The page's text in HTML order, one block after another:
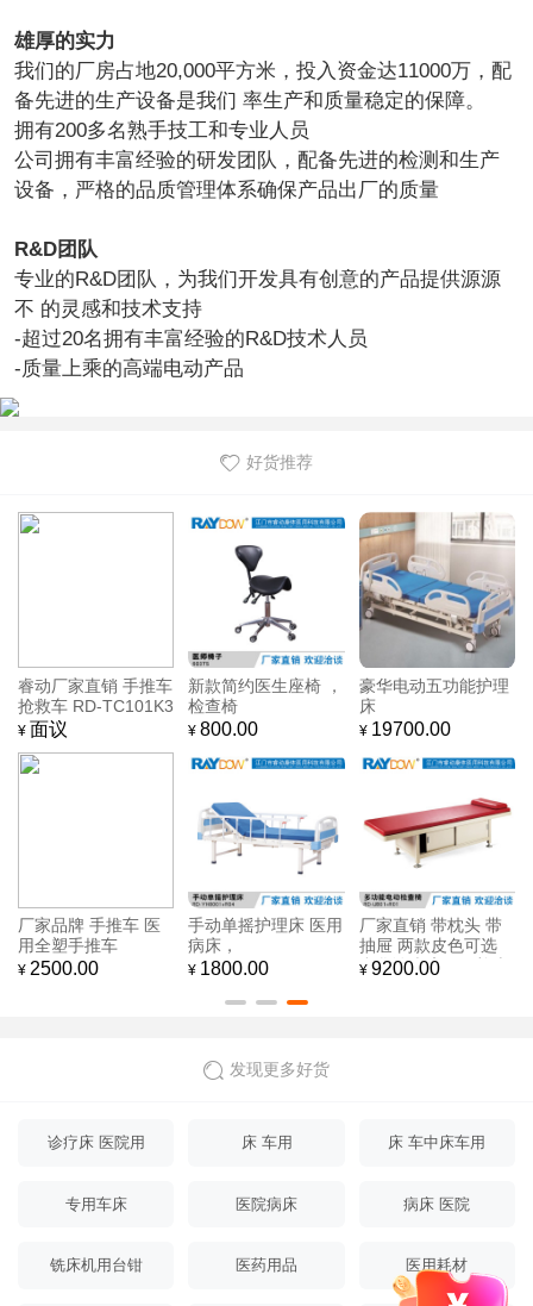
雄厚的实力
我们的厂房占地20,000平方米，投入资金达11000万，配
备先进的生产设备是我们 率生产和质量稳定的保障。
拥有200多名熟手技工和专业人员
公司拥有丰富经验的研发团队，配备先进的检测和生产
设备，严格的品质管理体系确保产品出厂的质量
R&D团队
专业的R&D团队，为我们开发具有创意的产品提供源源
不 的灵感和技术支持
-超过20名拥有丰富经验的R&D技术人员
-质量上乘的高端电动产品
好货推荐
睿动厂家直销 手推车
抢救车 RD-TC101K3
2
¥ 面议
新款简约医生座椅 ，
检查椅
¥ 800.00
豪华电动五功能护理
床
¥ 19700.00
厂家品牌 手推车 医
用全塑手推车
¥ 2500.00
手动单摇护理床 医用
病床，
¥ 1800.00
厂家直销 带枕头 带
抽屉 两款皮色可选
豪华诊疗床医用检查
¥ 9200.00
发现更多好货
诊疗床 医院用 床 车用 床 车中床车用
专用车床 医院病床 病床 医院
铣床机用台钳 医药用品 医用耗材